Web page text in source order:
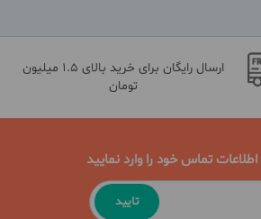
ارسال رایگان برای خرید بالای 1.5 میلیون
تومان
تماس خود را وارد نمایید
تایید